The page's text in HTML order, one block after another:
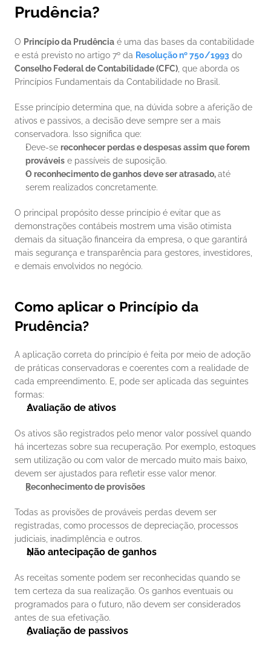
Prudência?
O Princípio da Prudência é uma das bases da contabilidade
e está previsto no artigo 7º da Resolução nº 750/1993
Conselho Federal de Contabilidade (CFC) , que aborda os
Princípios Fundamentais da Contabilidade no Brasil.
Esse princípio determina que, na dúvida sobre a aferição de
ativos e passivos, a decisão deve sempre ser a mais
conservadora. Isso significa que:
Deve-se reconhecer perdas e despesas assim que forem
prováveis e passíveis de suposição.
O reconhecimento de ganhos deve ser atrasado, até
serem realizados concretamente.
O principal propósito desse princípio é evitar que as
demonstrações contábeis mostrem uma visão otimista
demais da situação financeira da empresa, o que garantirá
mais segurança e transparência para gestores, investidores,
e demais envolvidos no negócio.
Como aplicar o Princípio da
Prudência?
A aplicação correta do princípio é feita por meio de adoção
de práticas conservadoras e coerentes com a realidade de
cada empreendimento. E, pode ser aplicada das seguintes
formas:
Avaliação de ativos
Os ativos são registrados pelo menor valor possível quando
há incertezas sobre sua recuperação. Por exemplo, estoques
sem utilização ou com valor de mercado muito mais baixo,
devem ser ajustados para refletir esse valor menor.
Reconhecimento de provisões
Todas as provisões de prováveis perdas devem ser
registradas, como processos de depreciação, processos
judiciais, inadimplência e outros.
Não antecipação de ganhos
As receitas somente podem ser reconhecidas quando se
tem certeza da sua realização. Os ganhos eventuais ou
programados para o futuro, não devem ser considerados
antes de sua efetivação.
Avaliação de passivos